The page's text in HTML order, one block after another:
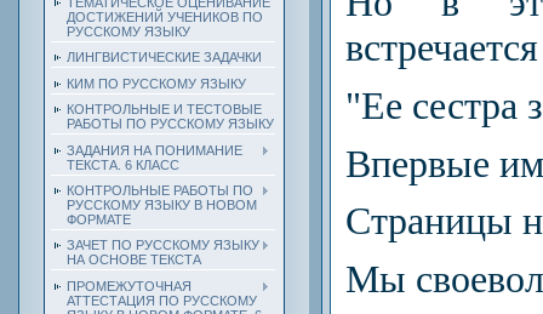
ДОСТИЖЕНИЙ УЧЕНИКОВ ПО
РУССКОМУ ЯЗЫКУ
ЛИНГВИСТИЧЕСКИЕ ЗАДАЧКИ
КИМ ПО РУССКОМУ ЯЗЫКУ
КОНТРОЛЬНЫЕ И ТЕСТОВЫЕ
РАБОТЫ ПО РУССКОМУ ЯЗЫКУ
ЗАДАНИЯ НА ПОНИМАНИЕ
ТЕКСТА. 6 КЛАСС
КОНТРОЛЬНЫЕ РАБОТЫ ПО
РУССКОМУ ЯЗЫКУ В НОВОМ
ФОРМАТЕ
ЗАЧЕТ ПО РУССКОМУ ЯЗЫКУ
НА ОСНОВЕ ТЕКСТА
ПРОМЕЖУТОЧНАЯ
АТТЕСТАЦИЯ ПО РУССКОМУ
"Ее сестра
Впервые
Страницы
Мы